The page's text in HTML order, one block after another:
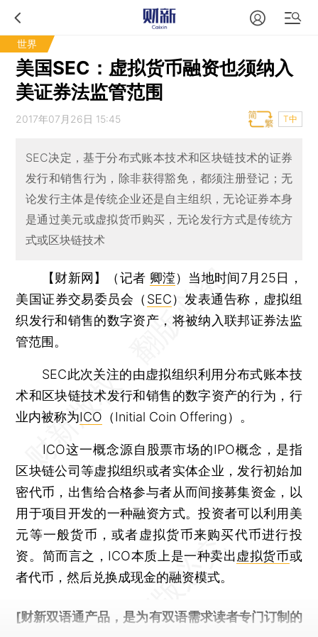
世界
美国SEC：虚拟货币融资也须纳入
美证券法监管范围
2017年07月26日 15:45 T中
SEC决定，基于分布式账本技术和区块链技术的证券
发行和销售行为，除非获得豁免，都须注册登记；无
论发行主体是传统企业还是自主组织，无论证券本身
是通过美元或虚拟货币购买，无论发行方式是传统方
式或区块链技术
【财新网】（记者 卿滢） 当地时间7月25日，
美国证券交易委员会（ SEC）发表通告称，虚拟组
织发行和销售的数字资产，将被纳入联邦证券法监
管范围。
SEC此次关注的由虚拟组织利用分布式账本技
术和区块链技术发行和销售的数字资产的行为，行
业内被称为ICO （Initial Coin Offering）。
ICO这一概念源自股票市场的IPO概念，是指
区块链公司等虚拟组织或者实体企业，发行初始加
密代币，出售给合格参与者从而间接募集资金，以
用于项目开发的一种融资方式。投资者可以利用美
元等一般货币，或者虚拟货币来购买代币进行投
资。简而言之，ICO本质上是一种卖出虚拟货币或
者代币，然后兑换成现金的融资模式。
[财新双语通产品，是为有双语需求读者专门订制的